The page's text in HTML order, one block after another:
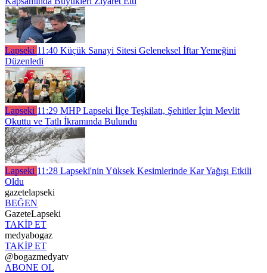
Lapseki 11:40 Küçük Sanayi Sitesi Geleneksel İftar Yemeğini
Düzenledi
Lapseki 11:29 MHP Lapseki İlçe Teşkilatı, Şehitler İçin Mevlit
Okuttu ve Tatlı İkramında Bulundu
Lapseki 11:28 Lapseki'nin Yüksek Kesimlerinde Kar Yağışı Etkili
Oldu
gazetelapseki
BEĞEN
GazeteLapseki
TAKİP ET
medyabogaz
TAKİP ET
@bogazmedyatv
ABONE OL